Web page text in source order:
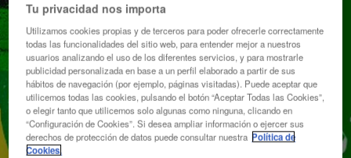
Tu privacidad nos importa
Utilizamos cookies propias y de terceros para poder ofrecerle correctamente
todas las funcionalidades del sitio web, para entender mejor a nuestros
usuarios analizando el uso de los diferentes servicios, y para mostrarle
publicidad personalizada en base a un perfil elaborado a partir de sus
hábitos de navegación (por ejemplo, páginas visitadas). Puede aceptar que
utilicemos todas las cookies, pulsando el botón “Aceptar Todas las Cookies”,
o elegir tanto que utilicemos solo algunas como ninguna, clicando en
“Configuración de Cookies”. Si desea ampliar información o ejercer sus
derechos de protección de datos puede consultar nuestra Política de
Cookies.